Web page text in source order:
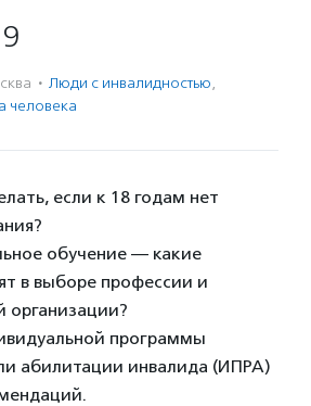
· Люди с инвалидностью,
человека
если к 18 годам нет
обучение — какие
в выборе профессии и
организации?
программы
абилитации инвалида (ИПРА)